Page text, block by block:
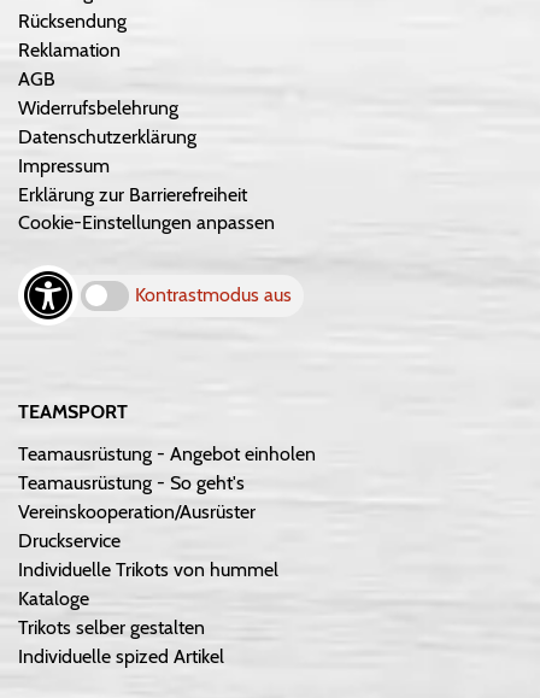
Rücksendung
Reklamation
AGB
Widerrufsbelehrung
Datenschutzerklärung
Impressum
Erklärung zur Barrierefreiheit
Cookie-Einstellungen anpassen
Kontrastmodus aus
TEAMSPORT
Teamausrüstung - Angebot einholen
Teamausrüstung - So geht's
Vereinskooperation/Ausrüster
Druckservice
Individuelle Trikots von hummel
Kataloge
Trikots selber gestalten
Individuelle spized Artikel